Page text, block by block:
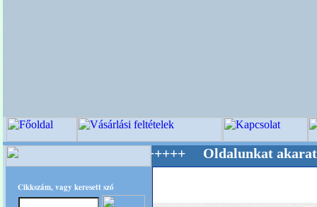
Cikkszám, vagy keresett szó
Mestere! +++++++ Oldalunkat akarattal